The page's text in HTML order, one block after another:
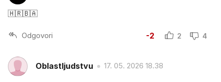
🇭🇷🇧🇦
Odgovori -2 2 4
Oblastljudstvu 17. 05. 2026 18.38